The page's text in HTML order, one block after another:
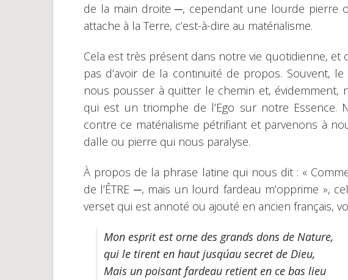
de la main droite ─, cependant une lourde pierre
attache à la Terre, c’est-à-dire au matérialisme.
Cela est très présent dans notre vie quotidienne,
pas d’avoir de la continuité de propos. Souvent,
nous pousser à quitter le chemin et, évidemment,
qui est un triomphe de l’Ego sur notre Essence.
contre ce matérialisme pétrifiant et parvenons à
dalle ou pierre qui nous paralyse.
À propos de la phrase latine qui nous dit : «
de l’ÊTRE ─, mais un lourd fardeau m’opprime »,
verset qui est annoté ou ajouté en ancien français,
Mon esprit est orne des grands dons de Nature,
qui le tirent en haut jusqu´au secret de Dieu,
Mais un poisant fardeau retient en ce bas lieu